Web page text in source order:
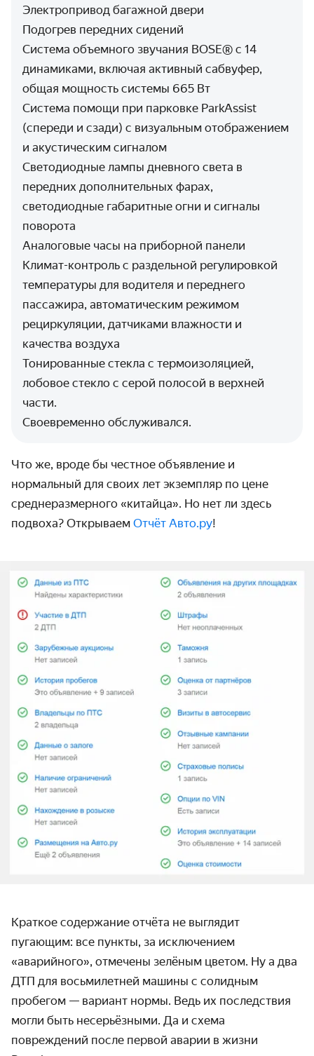
Электропривод багажной двери
Подогрев передних сидений
Система объемного звучания BOSE® с 14
динамиками, включая активный сабвуфер,
общая мощность системы 665 Вт
Система помощи при парковке ParkAssist
(спереди и сзади) с визуальным отображением
и акустическим сигналом
Светодиодные лампы дневного света в
передних дополнительных фарах,
светодиодные габаритные огни и сигналы
поворота
Аналоговые часы на приборной панели
Климат-контроль с раздельной регулировкой
температуры для водителя и переднего
пассажира, автоматическим режимом
рециркуляции, датчиками влажности и
качества воздуха
Тонированные стекла с термоизоляцией,
лобовое стекло с серой полосой в верхней
части.
Своевременно обслуживался.
Что же, вроде бы честное объявление и
нормальный для своих лет экземпляр по цене
среднеразмерного «китайца». Но нет ли здесь
подвоха? Открываем Отчёт Авто.ру!
Краткое содержание отчёта не выглядит
пугающим: все пункты, за исключением
«аварийного», отмечены зелёным цветом. Ну а два
ДТП для восьмилетней машины с солидным
пробегом — вариант нормы. Ведь их последствия
могли быть несерьёзными. Да и схема
повреждений после первой аварии в жизни